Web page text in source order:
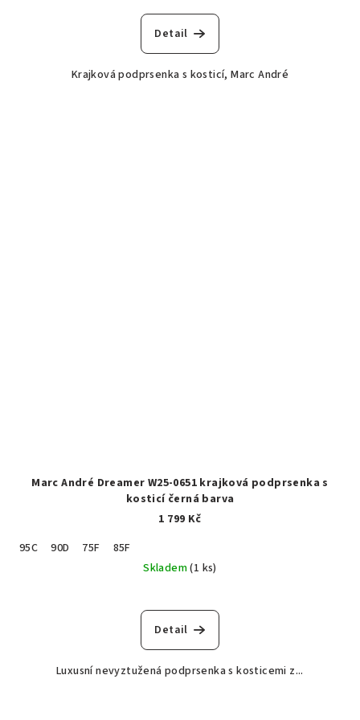
Detail
Krajková podprsenka s kosticí, Marc André
Marc André Dreamer W25-0651 krajková podprsenka s
kosticí černá barva
1 799 Kč
95C
90D 75F
85F
Skladem(1 ks)
Detail
Luxusní nevyztužená podprsenka s kosticemi z...